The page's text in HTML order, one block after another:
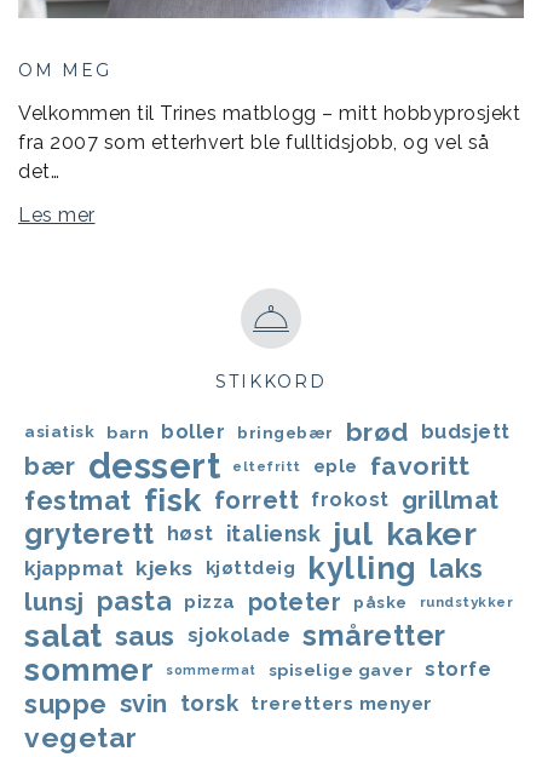
OM MEG
Velkommen til Trines matblogg – mitt hobbyprosjekt
fra 2007 som etterhvert ble fulltidsjobb, og vel så
det…
Les mer
STIKKORD
asiatisk barn boller bringebær brød budsjett
bær dessert eltefritt eple favoritt
festmat fisk forrett frokost grillmat
gryterett høst italiensk jul kaker
kjappmat kjeks kjøttdeig kylling laks
lunsj pasta pizza poteter påske rundstykker
salat saus sjokolade småretter
sommer sommermat spiselige gaver storfe
suppe svin torsk treretters menyer
vegetar